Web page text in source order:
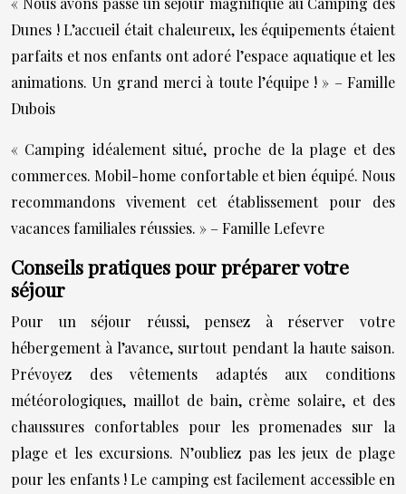
Dunes ! L’accueil était chaleureux, les équipements étaient
parfaits et nos enfants ont adoré l’espace aquatique et les
animations. Un grand merci à toute l’équipe ! » – Famille
Dubois
« Camping idéalement situé, proche de la plage et des
commerces. Mobil-home confortable et bien équipé. Nous
recommandons vivement cet établissement pour des
vacances familiales réussies. » – Famille Lefevre
Conseils pratiques pour préparer votre
séjour
Pour un séjour réussi, pensez à réserver votre
hébergement à l’avance, surtout pendant la haute saison.
Prévoyez des vêtements adaptés aux conditions
météorologiques, maillot de bain, crème solaire, et des
chaussures confortables pour les promenades sur la
plage et les excursions. N’oubliez pas les jeux de plage
pour les enfants ! Le camping est facilement accessible en